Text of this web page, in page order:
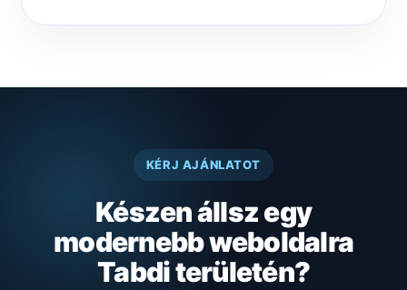
KÉRJ AJÁNLATOT
Készen állsz egy
modernebb weboldalra
Tabdi területén?